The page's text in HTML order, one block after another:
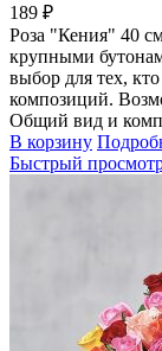
189 ₽
Роза "Кения" 40
крупными
выбор для тех,
композиций.
Общий вид и
В корзину
Быстрый